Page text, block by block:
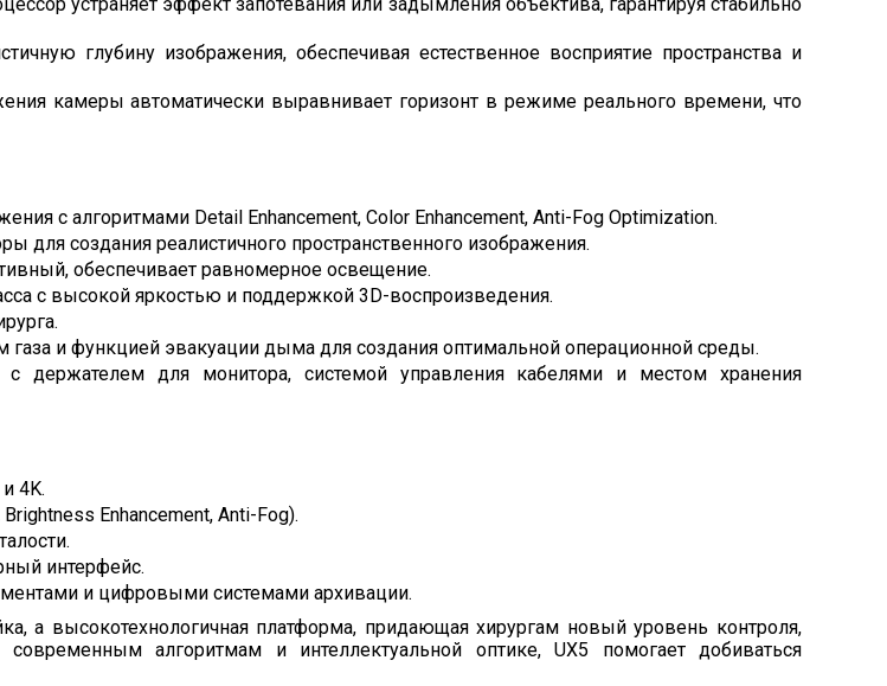
для организации
глубину изображения, обеспечивая естественное восприятие пространства и
камеры автоматически выравнивает горизонт в режиме реального времени, что
с алгоритмами Detail Enhancement, Color Enhancement, Anti-Fog Optimization.
для создания реалистичного пространственного изображения.
обеспечивает равномерное освещение.
с высокой яркостью и поддержкой 3D-воспроизведения.
и функцией эвакуации дыма для создания оптимальной операционной среды.
с держателем для монитора, системой управления кабелями и местом хранения
4K.
Enhancement, Anti-Fog).
интерфейс.
и цифровыми системами архивации.
а высокотехнологичная платформа, придающая хирургам новый уровень контроля,
алгоритмам и интеллектуальной оптике, UX5 помогает добиваться